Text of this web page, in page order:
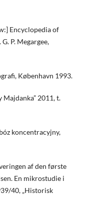
Encyclopedia of
P. Megargee,
København 1993.
Majdanka” 2011, t.
koncentracyjny,
af den første
En mikrostudie i
40, „Historisk